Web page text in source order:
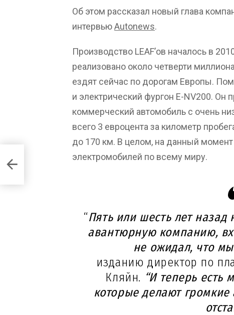
Об этом рассказал новый глава
интервьюAutonews.
Производство LEAF’ов началось в
реализовано около четверти
ездят сейчас по дорогам Европы.
и электрический фургон E-NV200. Он
коммерческий автомобиль с очень
всего 3 евроцента за километр
до 170 км. В целом, на данный
электромобилей по всему миру.
“Пять или шесть лет назад
авантюрную компанию,
не ожидал, что
изданию директор по
Кляйн. “И теперь есть
которые делают